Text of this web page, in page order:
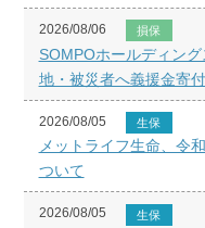
2026/08/06 損保
SOMPOホールディン
地・被災者へ義援金寄付
2026/08/05 生保
メットライフ生命、令
ついて
2026/08/05 生保